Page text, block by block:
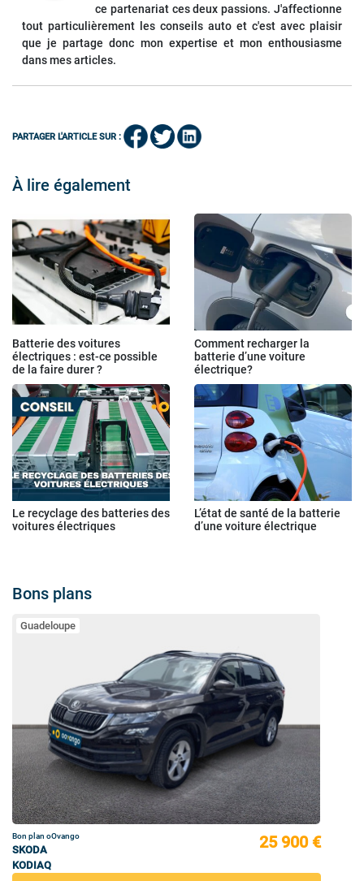
ce partenariat ces deux passions. J'affectionne
tout particulièrement les conseils auto et c'est avec plaisir
que je partage donc mon expertise et mon enthousiasme
dans mes articles.
PARTAGER L'ARTICLE SUR :
À lire également
Batterie des voitures
électriques : est-ce possible
de la faire durer ?
Comment recharger la
batterie d’une voiture
électrique?
Le recyclage des batteries des
voitures électriques
L’état de santé de la batterie
d’une voiture électrique
Bons plans
Guadeloupe
Bon plan oOvango
SKODA
KODIAQ
25 900 €